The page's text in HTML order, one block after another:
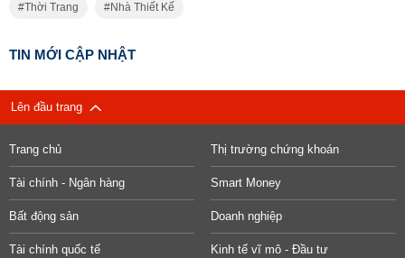
Thời Trang Nhà Thiết Kế
TIN MỚI CẬP NHẬT
Lên đầu trang
Trang chủ Thị trường chứng khoán
Tài chính - Ngân hàng Smart Money
Bất động sản Doanh nghiệp
Tài chính quốc tế Kinh tế vĩ mô - Đầu tư